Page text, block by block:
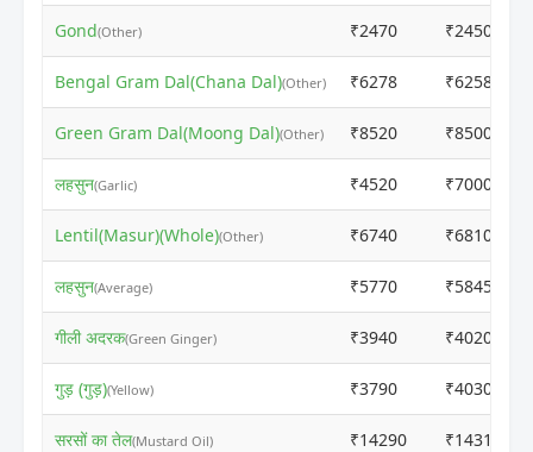
Gond(Other) ₹2470 ₹2450
Bengal Gram Dal(Chana Dal)(Other) ₹6278 ₹6258
Green Gram Dal(Moong Dal)(Other) ₹8520 ₹8500
लहसुन(Garlic) ₹4520 ₹7000
Lentil(Masur)(Whole)(Other) ₹6740 ₹6810
लहसुन(Average) ₹5770 ₹5845
गीली अदरक(Green Ginger) ₹3940 ₹4020
गुड़ (गुड़)(Yellow) ₹3790 ₹4030
सरसों का तेल(Mustard Oil) ₹14290 ₹14315